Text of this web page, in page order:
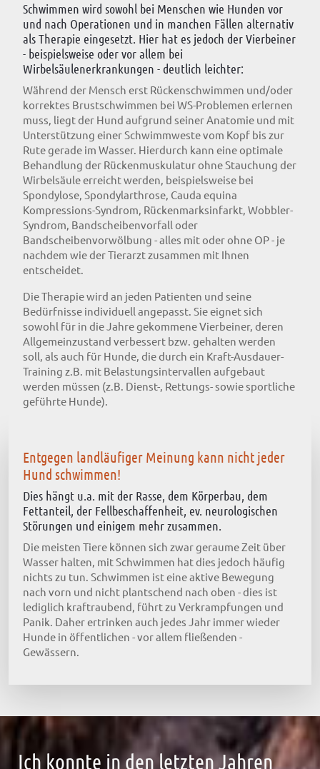
Schwimmen wird sowohl bei Menschen wie Hunden vor
und nach Operationen und in manchen Fällen alternativ
als Therapie eingesetzt. Hier hat es jedoch der Vierbeiner
- beispielsweise oder vor allem bei
Wirbelsäulenerkrankungen - deutlich leichter:
Während der Mensch erst Rückenschwimmen und/oder
korrektes Brustschwimmen bei WS-Problemen erlernen
muss, liegt der Hund aufgrund seiner Anatomie und mit
Unterstützung einer Schwimmweste vom Kopf bis zur
Rute gerade im Wasser. Hierdurch kann eine optimale
Behandlung der Rückenmuskulatur ohne Stauchung der
Wirbelsäule erreicht werden, beispielsweise bei
Spondylose, Spondylarthrose, Cauda equina
Kompressions-Syndrom, Rückenmarksinfarkt, Wobbler-
Syndrom, Bandscheibenvorfall oder
Bandscheibenvorwölbung - alles mit oder ohne OP - je
nachdem wie der Tierarzt zusammen mit Ihnen
entscheidet.
Die Therapie wird an jeden Patienten und seine
Bedürfnisse individuell angepasst. Sie eignet sich
sowohl für in die Jahre gekommene Vierbeiner, deren
Allgemeinzustand verbessert bzw. gehalten werden
soll, als auch für Hunde, die durch ein Kraft-Ausdauer-
Training z.B. mit Belastungsintervallen aufgebaut
werden müssen (z.B. Dienst-, Rettungs- sowie sportliche
geführte Hunde).
Entgegen landläufiger Meinung kann nicht jeder
Hund schwimmen!
Dies hängt u.a. mit der Rasse, dem Körperbau, dem
Fettanteil, der Fellbeschaffenheit, ev. neurologischen
Störungen und einigem mehr zusammen.
Die meisten Tiere können sich zwar geraume Zeit über
Wasser halten, mit Schwimmen hat dies jedoch häufig
nichts zu tun. Schwimmen ist eine aktive Bewegung
nach vorn und nicht plantschend nach oben - dies ist
lediglich kraftraubend, führt zu Verkrampfungen und
Panik. Daher ertrinken auch jedes Jahr immer wieder
Hunde in öffentlichen - vor allem fließenden -
Gewässern.
Ich konnte in den letzten Jahren